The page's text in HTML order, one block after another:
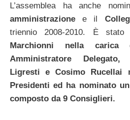
L’assemblea ha anche
amministrazione e il
triennio 2008-2010. È stato
Marchionni nella carica
Amministratore
Ligresti e Cosimo Rucellai
Presidenti ed ha nominato
composto da 9 Consiglieri.